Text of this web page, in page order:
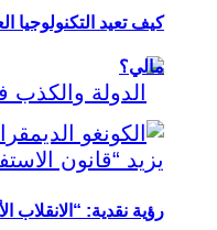
رؤية نقدية: “الانقلاب
كيف تعيد التكنولوجيا
مالي؟